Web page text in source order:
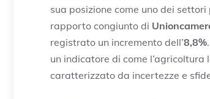
sua posizione come uno dei
rapporto congiunto di
registrato un incremento dell’8,8%
un indicatore di come
caratterizzato da incertezze e